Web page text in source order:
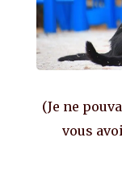
(Je ne
vous